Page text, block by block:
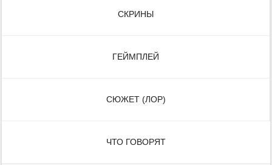
СКРИНЫ
ГЕЙМПЛЕЙ
СЮЖЕТ (ЛОР)
ЧТО ГОВОРЯТ